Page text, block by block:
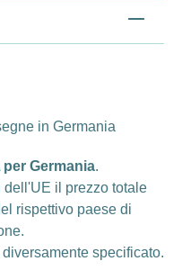
in Germania
per Germania.
il prezzo totale
rispettivo paese di
diversamente specificato.